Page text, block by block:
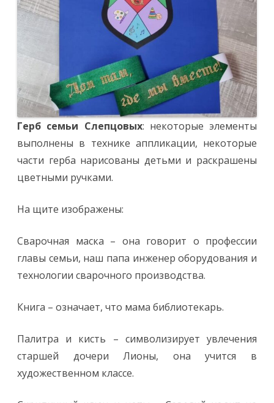
Герб семьи Слепцовых: некоторые элементы
выполнены в технике аппликации, некоторые
части герба нарисованы детьми и раскрашены
цветными ручками.
На щите изображены:
Сварочная маска – она говорит о профессии
главы семьи, наш папа инженер оборудования и
технологии сварочного производства.
Книга – означает, что мама библиотекарь.
Палитра и кисть – символизирует увлечения
старшей дочери Лионы, она учится в
художественном классе.